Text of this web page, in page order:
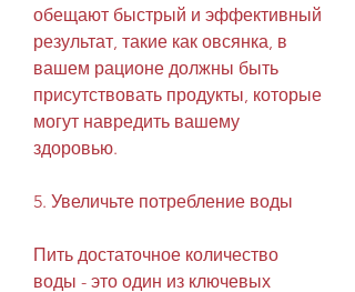
обещают быстрый и эффективный
результат, такие как овсянка, в
вашем рационе должны быть
присутствовать продукты, которые
могут навредить вашему
здоровью.
5. Увеличьте потребление воды
Пить достаточное количество
воды - это один из ключевых